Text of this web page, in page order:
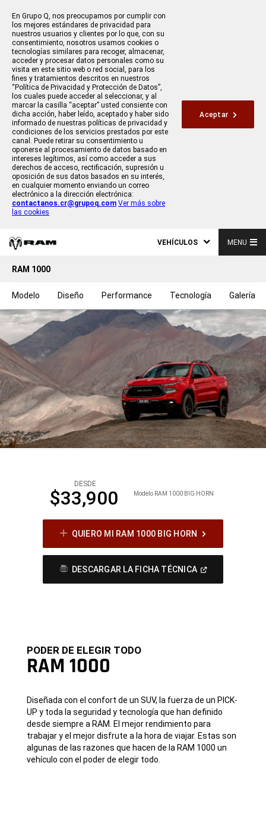
En Grupo Q, nos preocupamos por cumplir con
los mejores estándares de privacidad para
nuestros usuarios y clientes por lo que, con su
consentimiento, nosotros usamos cookies o
tecnologías similares para recoger, almacenar,
acceder y procesar datos personales como su
visita en este sitio web o red social, para los
fines y tratamientos descritos en nuestros
“Política de Privacidad y Protección de Datos”,
los cuales puede acceder al seleccionar, y al
marcar la casilla “aceptar” usted consiente con
dicha acción, haber leído, aceptado y haber sido
informado de nuestras políticas de privacidad y
condiciones de los servicios prestados por este
canal. Puede retirar su consentimiento u
oponerse al procesamiento de datos basado en
intereses legítimos, así como acceder a sus
derechos de acceso, rectificación, supresión u
oposición de sus datos basados en su interés,
en cualquier momento enviando un correo
electrónico a la dirección electrónica:
contactanos.cr@grupoq.com Ver más sobre
las cookies
Aceptar
VEHÍCULOS MENU
RAM 1000
Modelo Diseño Performance Tecnología Galería
DESDE
$33,900 Modelo RAM 1000 BIG HORN
QUIERO MI RAM 1000 BIG HORN
DESCARGAR LA FICHA TÉCNICA( Open
PODER DE ELEGIR TODO
RAM 1000
Diseñada con el confort de un SUV, la fuerza de un PICK-
UP y toda la seguridad y tecnología que han definido
desde siempre a RAM. El mejor rendimiento para
trabajar y el mejor disfrute a la hora de viajar. Estas son
algunas de las razones que hacen de la RAM 1000 un
vehículo con el poder de elegir todo.